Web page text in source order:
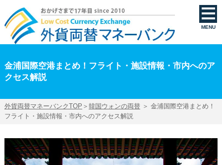
MENU
金浦国際空港まとめ！フライト・施設情報・市内へのアクセス解説 | 外貨両替マネーバンク
金浦国際空港まとめ！フライト・施設情報・市内へのア
クセス解説
外貨両替マネーバンクTOP ＞ 韓国ウォンの両替 ＞ 金浦国際空港まとめ！
フライト・施設情報・市内へのアクセス解説